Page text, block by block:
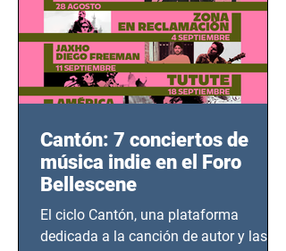
Cantón: 7 conciertos de
música indie en el Foro
Bellescene
El ciclo Cantón, una plataforma
dedicada a la canción de autor y las